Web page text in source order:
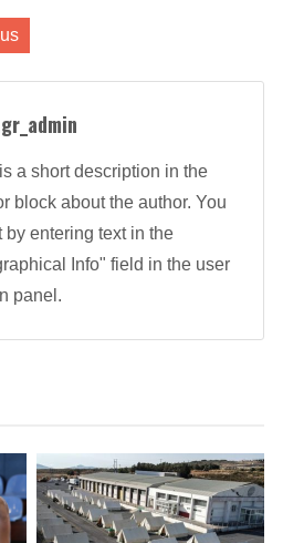
a short description in the
block about the author. You
by entering text in the
Info" field in the user
panel.